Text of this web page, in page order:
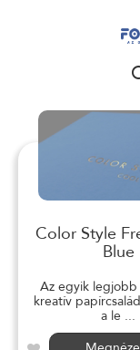
Color Style
Blue
Az egyik legjobb
kreatív
a le ...